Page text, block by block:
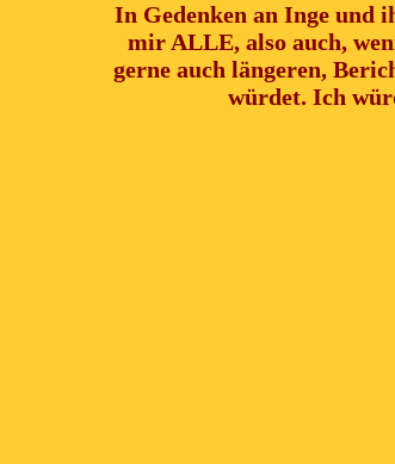
In Gedenken an Inge und
mir ALLE, also auch,
gerne auch längeren,
würdet. Ich